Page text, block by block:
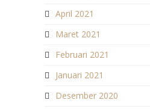
April 2021
Maret 2021
Februari 2021
Januari 2021
Desember 2020